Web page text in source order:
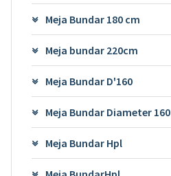
Meja Bundar 180 cm
Meja bundar 220cm
Meja Bundar D'160
Meja Bundar Diameter 160
Meja Bundar Hpl